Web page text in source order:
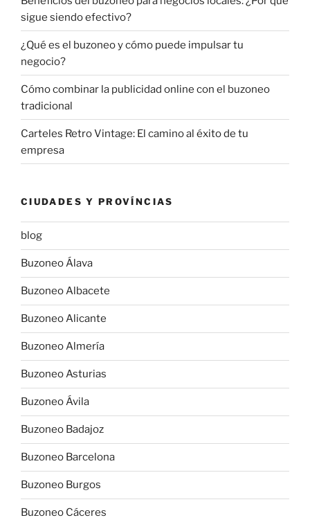
sigue siendo efectivo?
¿Qué es el buzoneo y cómo puede impulsar tu
negocio?
Cómo combinar la publicidad online con el buzoneo
tradicional
Carteles Retro Vintage: El camino al éxito de tu
empresa
CIUDADES Y PROVÍNCIAS
blog
Buzoneo Álava
Buzoneo Albacete
Buzoneo Alicante
Buzoneo Almería
Buzoneo Asturias
Buzoneo Ávila
Buzoneo Badajoz
Buzoneo Barcelona
Buzoneo Burgos
Buzoneo Cáceres